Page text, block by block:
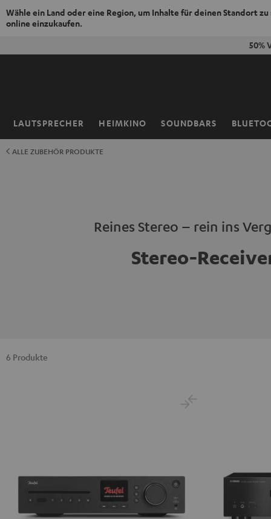
Wähle ein Land oder eine Region, um Inhalte für deinen Standort zu
online einzukaufen.
50%
LAUTSPRECHER HEIMKINO SOUNDBARS
Startseite
ALLE ZUBEHÖR PRODUKTE
Reines Stereo – rein ins
Stereo-
6 Produkte